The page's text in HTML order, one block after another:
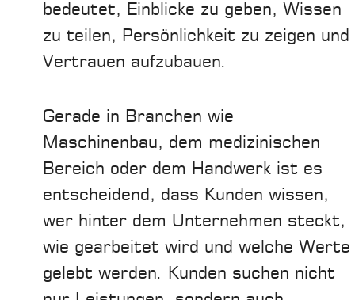
bedeutet, Einblicke zu geben, Wissen
zu teilen, Persönlichkeit zu zeigen und
Vertrauen aufzubauen.
Gerade in Branchen wie
Maschinenbau, dem medizinischen
Bereich oder dem Handwerk ist es
entscheidend, dass Kunden wissen,
wer hinter dem Unternehmen steckt,
wie gearbeitet wird und welche Werte
gelebt werden. Kunden suchen nicht